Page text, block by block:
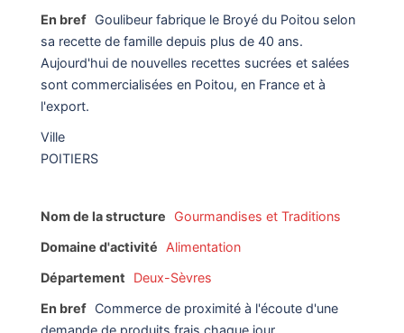
En bref Goulibeur fabrique le Broyé du Poitou selon
sa recette de famille depuis plus de 40 ans.
Aujourd'hui de nouvelles recettes sucrées et salées
sont commercialisées en Poitou, en France et à
l'export.
Ville
POITIERS
Nom de la structure
Gourmandises et Traditions
Domaine d'activité
Alimentation
Département
Deux-Sèvres
En bref Commerce de proximité à l'écoute d'une
demande de produits frais chaque jour.